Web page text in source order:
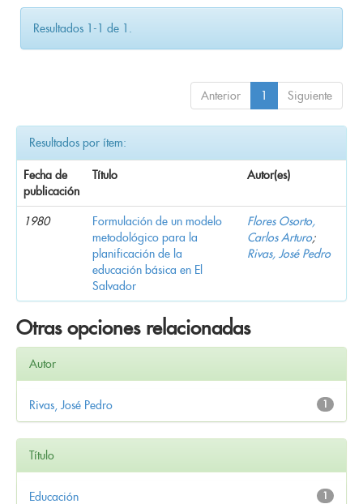
Resultados 1-1 de 1.
Anterior 1 Siguiente
Resultados por ítem:
Fecha de
publicación
Título Autor(es)
1980
Formulación de un modelo
metodológico para la
planificación de la
educación básica en El
Salvador
Flores Osorto,
Carlos Arturo;
Rivas, José Pedro
Otras opciones relacionadas
Autor
1
Rivas, José Pedro
Título
1
Educación